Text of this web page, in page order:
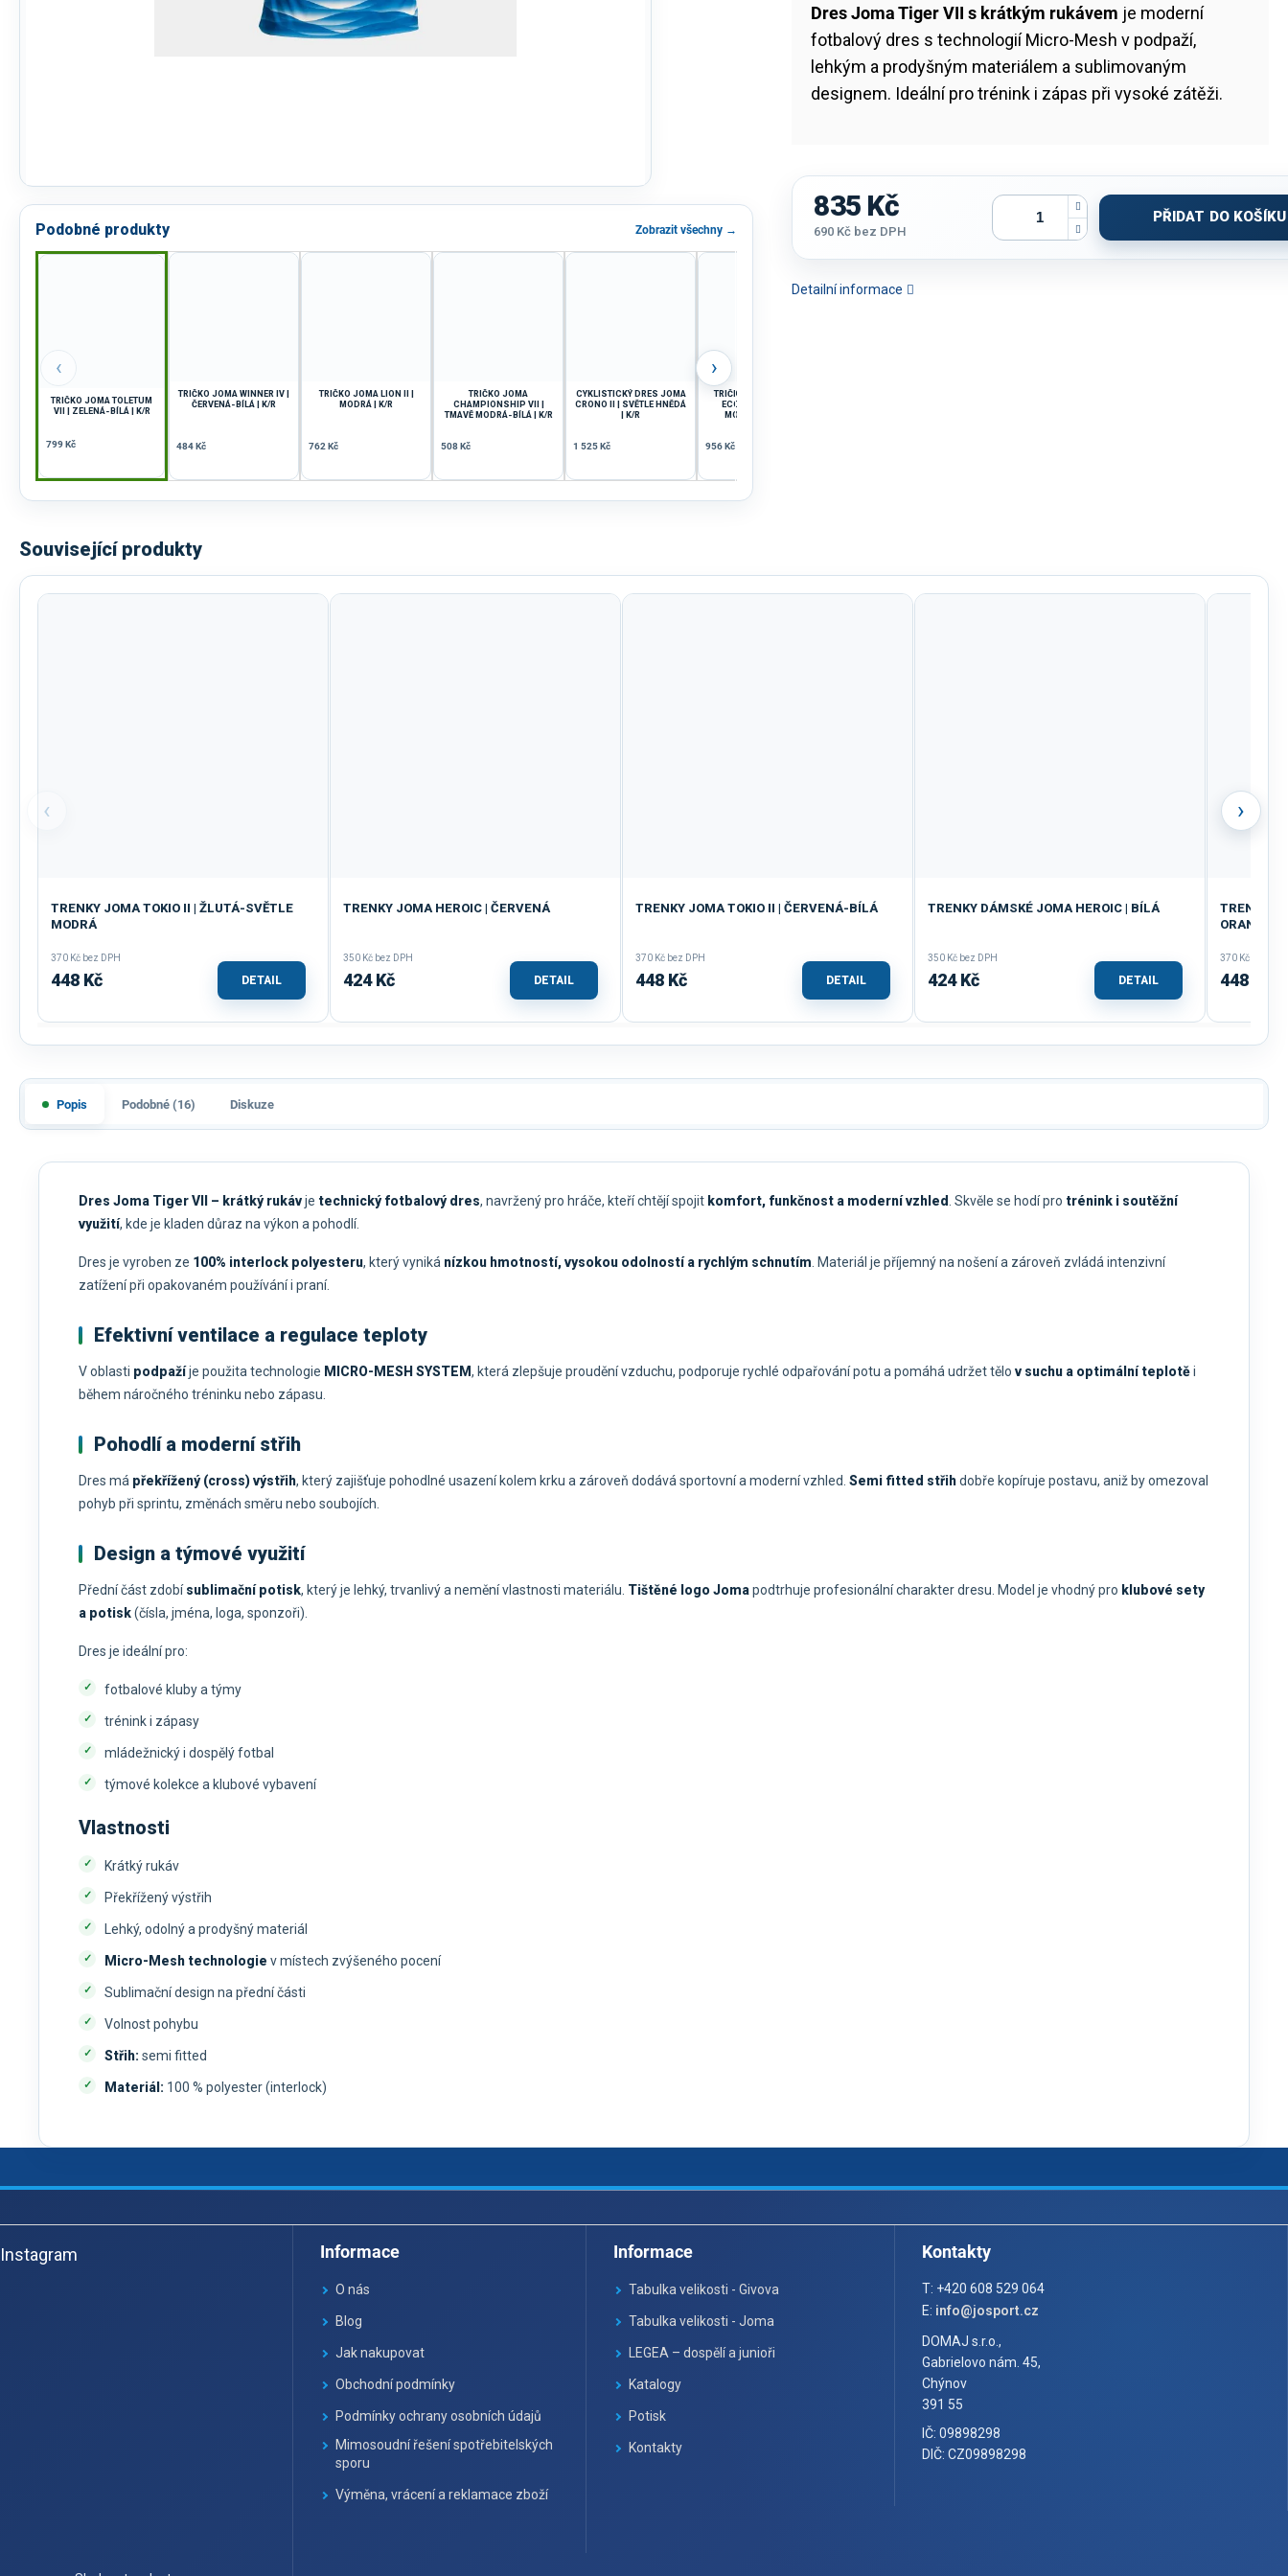
Podobné produkty Zobrazit všechny →
‹
TRIČKO JOMA TOLETUM
VII | ZELENÁ-BÍLÁ | K/R
799 Kč
TRIČKO JOMA WINNER IV |
ČERVENÁ-BÍLÁ | K/R
484 Kč
TRIČKO JOMA LION II |
MODRÁ | K/R
762 Kč
TRIČKO JOMA
CHAMPIONSHIP VII |
TMAVĚ MODRÁ-BÍLÁ | K/R
508 Kč
CYKLISTICKÝ DRES JOMA
CRONO II | SVĚTLE HNĚDÁ
| K/R
1 525 Kč
TRIČKO JOMA VINTAGE
ECO RETRO | TMAVĚ
MODRÁ-BÍLÁ | K/R
956 Kč
›
Dres Joma Tiger VII s krátkým rukávem je moderní
fotbalový dres s technologií Micro-Mesh v podpaží,
lehkým a prodyšným materiálem a sublimovaným
designem. Ideální pro trénink i zápas při vysoké zátěži.
Detailní informace
835 Kč
690 Kč bez DPH
PŘIDAT DO KOŠÍKU
Související produkty
‹
TRENKY JOMA TOKIO II | ŽLUTÁ-SVĚTLE
MODRÁ
370 Kč bez DPH
448 Kč DETAIL
TRENKY JOMA HEROIC | ČERVENÁ
350 Kč bez DPH
424 Kč DETAIL
TRENKY JOMA TOKIO II | ČERVENÁ-BÍLÁ
370 Kč bez DPH
448 Kč DETAIL
TRENKY DÁMSKÉ JOMA HEROIC | BÍLÁ
350 Kč bez DPH
424 Kč DETAIL
TRENKY
ORANŽOVÁ
370 Kč bez
448 Kč
›
Popis Podobné (16) Diskuze
Dres Joma Tiger VII – krátký rukávje technický fotbalový dres, navržený pro hráče, kteří chtějí spojit komfort, funkčnost a moderní vzhled . Skvěle se hodí pro trénink i soutěžní
využití, kde je kladen důraz na výkon a pohodlí.
Dres je vyroben ze 100% interlock polyesteru, který vyniká nízkou hmotností, vysokou odolností a rychlým schnutím. Materiál je příjemný na nošení a zároveň zvládá intenzivní
zatížení při opakovaném používání i praní.
Efektivní ventilace a regulace teploty
V oblasti podpažíje použita technologie MICRO-MESH SYSTEM, která zlepšuje proudění vzduchu, podporuje rychlé odpařování potu a pomáhá udržet tělo v suchu a optimální teplotěi
během náročného tréninku nebo zápasu.
Pohodlí a moderní střih
Dres má překřížený (cross) výstřih, který zajišťuje pohodlné usazení kolem krku a zároveň dodává sportovní a moderní vzhled. Semi fitted střihdobře kopíruje postavu, aniž by omezoval
pohyb při sprintu, změnách směru nebo soubojích.
Design a týmové využití
Přední část zdobísublimační potisk, který je lehký, trvanlivý a nemění vlastnosti materiálu. Tištěné logo Jomapodtrhuje profesionální charakter dresu. Model je vhodný pro klubové sety
a potisk(čísla, jména, loga, sponzoři).
Dres je ideální pro:
fotbalové kluby a týmy
trénink i zápasy
mládežnický i dospělý fotbal
týmové kolekce a klubové vybavení
Vlastnosti
Krátký rukáv
Překřížený výstřih
Lehký, odolný a prodyšný materiál
Micro-Mesh technologie v místech zvýšeného pocení
Sublimační design na přední části
Volnost pohybu
Střih: semi fitted
Materiál: 100 % polyester (interlock)
á
pInstagram Informace
O nás
Blog
Jak nakupovat
Obchodní podmínky
Podmínky ochrany osobních údajů
Mimosoudní řešení spotřebitelských
sporu
Výměna, vrácení a reklamace zboží
Informace
Tabulka velikosti - Givova
Tabulka velikosti - Joma
LEGEA – dospělí a junioři
Katalogy
Potisk
Kontakty
Kontakty
T: +420 608 529 064
E: info@josport.cz
DOMAJ s.r.o.,
Gabrielovo nám. 45,
Chýnov
391 55
IČ: 09898298
DIČ: CZ09898298